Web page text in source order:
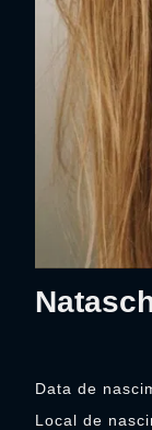
Data de
Local de